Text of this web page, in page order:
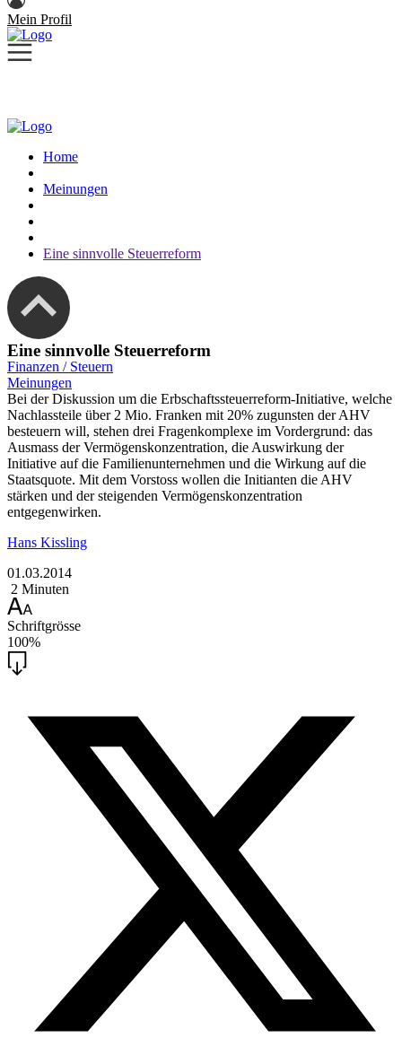
Mein Profil
Home
Meinungen
Eine sinnvolle Steuerreform
Eine sinnvolle Steuerreform
Finanzen / Steuern
Meinungen
Bei der Diskussion um die Erbschaftssteuerreform-Initiative, welche
Nachlassteile über 2 Mio. Franken mit 20% zugunsten der AHV
besteuern will, stehen drei Fragenkomplexe im Vordergrund: das
Ausmass der Vermögenskonzentration, die Auswirkung der
Initiative auf die Familienunternehmen und die Wirkung auf die
Staatsquote. Mit dem Vorstoss wollen die Initianten die AHV
stärken und der steigenden Vermögenskonzentration
entgegenwirken.
Hans Kissling
01.03.2014
2 Minuten
Schriftgrösse
100%